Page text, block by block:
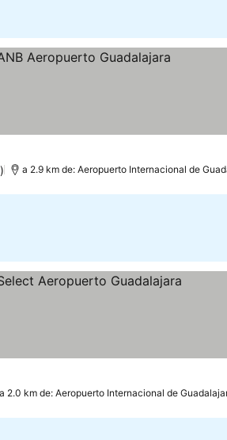
a 2.9 km de: Aeropuerto Internacional de
a 2.0 km de: Aeropuerto Internacional de